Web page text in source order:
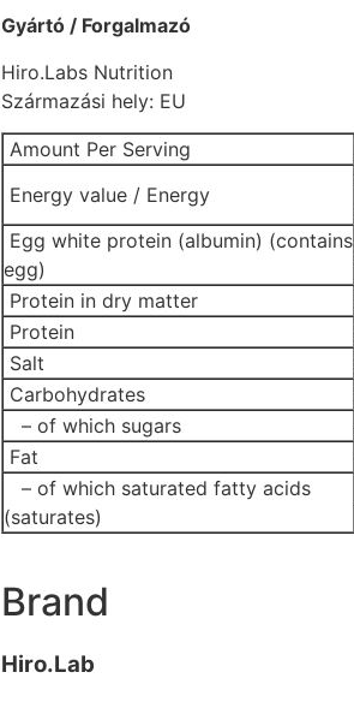
Gyártó / Forgalmazó
Hiro.Labs Nutrition
Származási hely: EU
Amount Per Serving
Energy value / Energy
Egg white protein (albumin) (contains
egg)
Protein in dry matter
Protein
Salt
Carbohydrates
– of which sugars
Fat
– of which saturated fatty acids
(saturates)
Brand
Hiro.Lab